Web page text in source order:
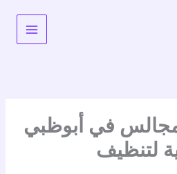
في أبوظبي
لتنظيف